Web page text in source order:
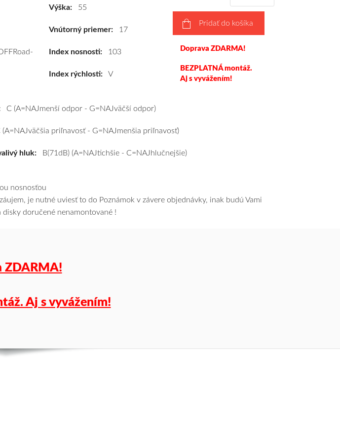
Výška:55
Vnútorný priemer:17
Index nosnosti:103
Index rýchlosti:V
Pridať do košíka
Doprava ZDARMA!
BEZPLATNÁ montáž.
Aj s vyvážením!
C (A=NAJmenší odpor - G=NAJväčší odpor)
priľnavosť - G=NAJmenšia priľnavosť)
hluk: B(71dB) (A=NAJtichšie - C=NAJhlučnejšie)
nosnosťou
je nutné uviesť to do Poznámok v závere objednávky, inak budú Vami
doručené nenamontované !
ZDARMA!
Aj s vyvážením!